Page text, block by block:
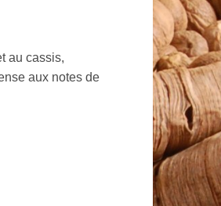
au cassis,
aux notes de